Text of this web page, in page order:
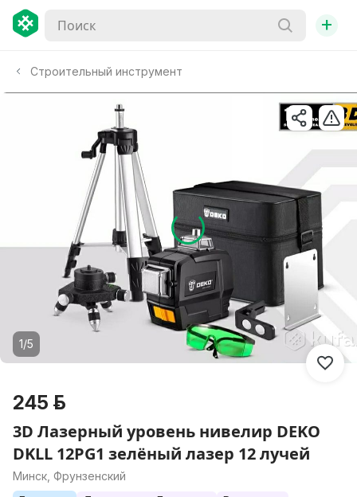
+
Строительный инструмент
1/5
245 р.
3D Лазерный уровень нивелир DEKO
DKLL 12PG1 зелёный лазер 12 лучей
Минск, Фрунзенский